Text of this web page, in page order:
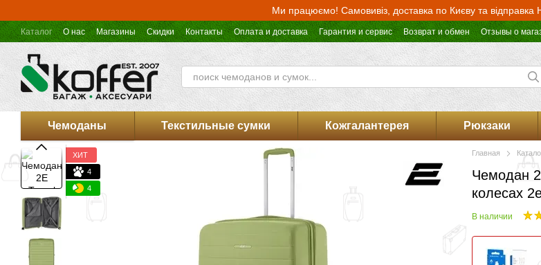
Ми працюємо! Самовивіз, доставка по Києву та відправка
Каталог О нас Магазины Скидки Контакты Оплата и доставка Гарантия и сервис Возврат и обмен Отзывы о
Оферта магазина Koffer.UA
Чемоданы Текстильные сумки Кожгалантерея Рюкзаки
ХИТ
4
4
Главная
Чемодан
колесах
В наличии